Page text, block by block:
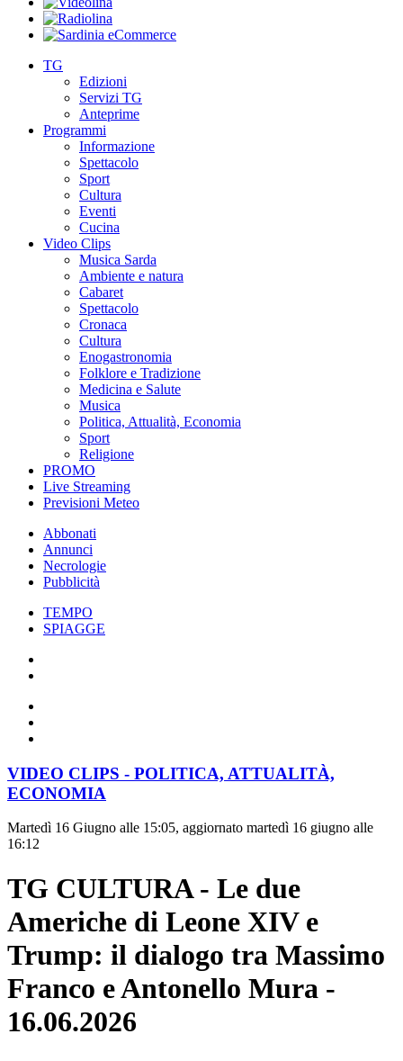
TG
Edizioni
Servizi TG
Anteprime
Programmi
Informazione
Spettacolo
Sport
Cultura
Eventi
Cucina
Video Clips
Musica Sarda
Ambiente e natura
Cabaret
Spettacolo
Cronaca
Cultura
Enogastronomia
Folklore e Tradizione
Medicina e Salute
Musica
Politica, Attualità, Economia
Sport
Religione
PROMO
Live Streaming
Previsioni Meteo
Abbonati
Annunci
Necrologie
Pubblicità
TEMPO
SPIAGGE
VIDEO CLIPS - POLITICA, ATTUALITÀ,
ECONOMIA
Martedì 16 Giugno alle 15:05, aggiornato martedì 16 giugno alle
16:12
TG CULTURA - Le due
Americhe di Leone XIV e
Trump: il dialogo tra Massimo
Franco e Antonello Mura -
16.06.2026